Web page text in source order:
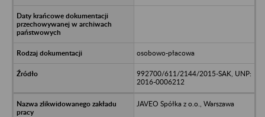
osobowo-płacowa
992700/611/2144/2015-SAK, UNP:
2016-0006212
JAVEO Spółka z o.o., Warszawa